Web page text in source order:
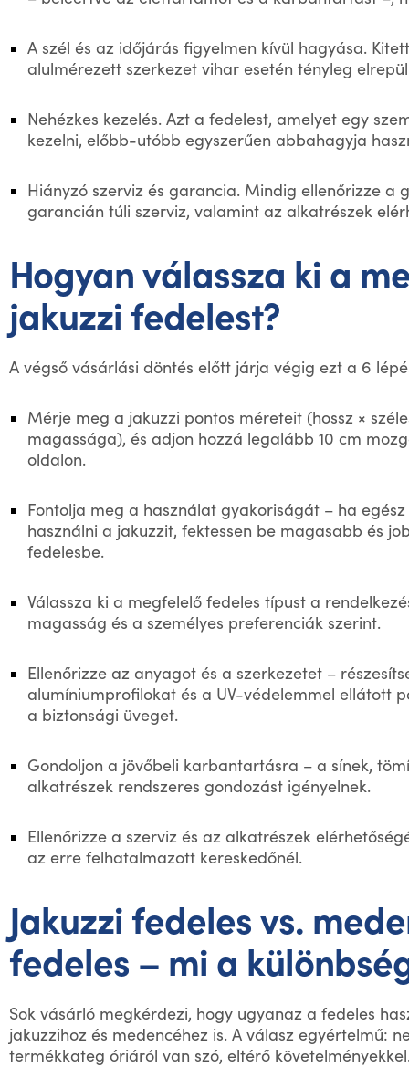
A szél és az időjárás figyelmen kívül hagyása.
alulmérezett szerkezet vihar esetén tényleg
Nehézkes kezelés. Azt a fedelest, amelyet egy
kezelni, előbb-utóbb egyszerűen abbahagyja
Hiányzó szerviz és garancia. Mindig ellenőrizze a
garancián túli szerviz, valamint az alkatrészek
Hogyan válassza ki a
jakuzzi fedelest?
A végső vásárlási döntés előtt járja végig ezt a 6
Mérje meg a jakuzzi pontos méreteit (hossz ×
magassága), és adjon hozzá legalább 10 cm
oldalon.
Fontolja meg a használat gyakoriságát – ha
használni a jakuzzit, fektessen be magasabb és
fedelesbe.
Válassza ki a megfelelő fedeles típust a
magasság és a személyes preferenciák szerint.
Ellenőrizze az anyagot és a szerkezetet –
alumíniumprofilokat és a UV-védelemmel ellátott
a biztonsági üveget.
Gondoljon a jövőbeli karbantartásra – a sínek,
alkatrészek rendszeres gondozást igényelnek.
Ellenőrizze a szerviz és az alkatrészek
az erre felhatalmazott kereskedőnél.
Jakuzzi fedeles vs.
fedeles – mi a
Sok vásárló megkérdezi, hogy ugyanaz a fedeles
jakuzzihoz és medencéhez is. A válasz egyértelmű:
termékkateg óriáról van szó, eltérő